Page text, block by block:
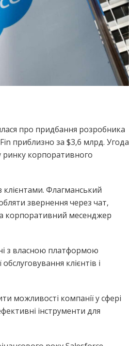
про придбання розробника
приблизно за $3,6 млрд. Угода
ринку корпоративного
клієнтами. Флагманський
звернення через чат,
корпоративний месенджер
з власною платформою
клієнтів і
можливості компанії у сфері
інструменти для